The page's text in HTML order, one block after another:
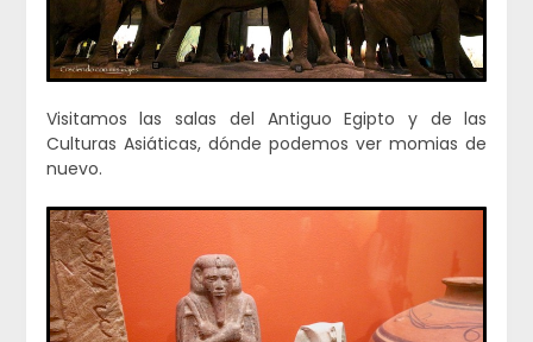
Visitamos las salas del Antiguo Egipto y de las
Culturas Asiáticas, dónde podemos ver momias de
nuevo.